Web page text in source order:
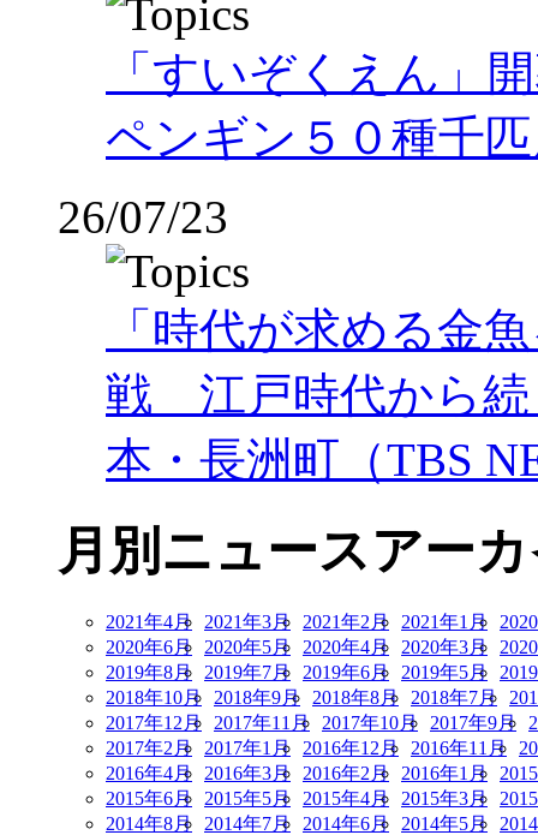
「すいぞくえん」
ペンギン５０種千
26/07/23
「時代が求める金
戦 江戸時代から
本・長洲町（TBS
月別ニュースアー
2021年4月 2021年3月 2021年2月 2021年1月
2020年6月
2020年5月 2020年4月 2020年3月
2019年8月
2019年7月 2019年6月 2019年5月
2018年10月
2018年9月 2018年8月 2018年7月
2017年12月
2017年11月 2017年10月 2017年9月
2017年2月
2017年1月 2016年12月 2016年11月
2016年4月
2016年3月 2016年2月 2016年1月
2015年6月
2015年5月 2015年4月 2015年3月
2014年8月
2014年7月 2014年6月 2014年5月